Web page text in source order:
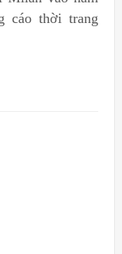
cáo thời trang